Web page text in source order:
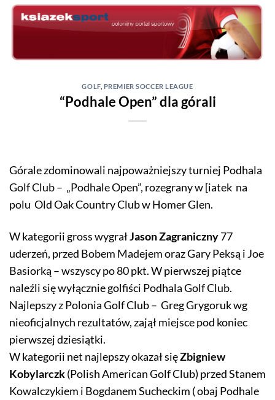
Skip
GOLF, PREMIER SOCCER LEAGUE
“Podhale Open” dla górali
Górale zdominowali najpoważniejszy turniej Podhala
Golf Club – „Podhale Open”, rozegrany w [iatek na
polu Old Oak Country Club w Homer Glen.
W kategorii gross wygrałJason Zagraniczny77
uderzeń, przed Bobem Madejem oraz Gary Peksą i Joe
Basiorką – wszyscy po 80 pkt. W pierwszej piątce
naleźli się wyłącznie golfiści Podhala Golf Club.
Najlepszy z Polonia Golf Club – Greg Grygoruk wg
nieoficjalnych rezultatów, zajął miejsce pod koniec
pierwszej dziesiątki.
W kategorii net najlepszy okazał sięZbigniew
Kobylarczk(Polish American Golf Club) przed Stanem
Kowalczykiem i Bogdanem Sucheckim ( obaj Podhale